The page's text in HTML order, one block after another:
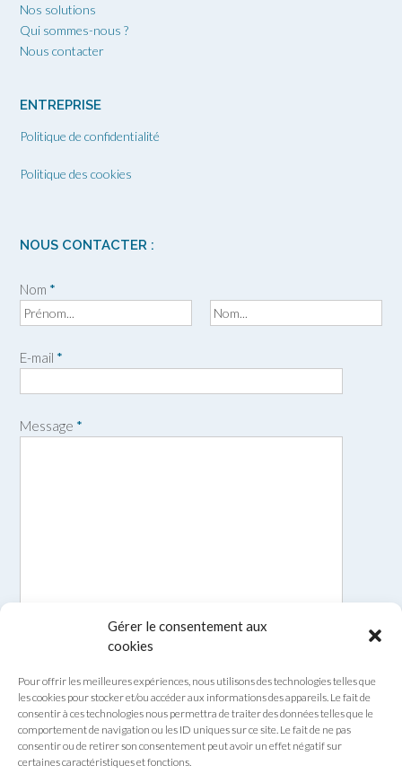
Gérer le consentement aux
cookies
Pour offrir les meilleures expériences, nous utilisons des technologies telles que
les cookies pour stocker et/ou accéder aux informations des appareils. Le fait de
consentir à ces technologies nous permettra de traiter des données telles que le
comportement de navigation ou les ID uniques sur ce site. Le fait de ne pas
consentir ou de retirer son consentement peut avoir un effet négatif sur
certaines caractéristiques et fonctions.
Nos solutions
Qui sommes-nous ?
Nous contacter
ENTREPRISE
Politique de confidentialité
Politique des cookies
NOUS CONTACTER :
Nom *
é
E-mail *
Message *